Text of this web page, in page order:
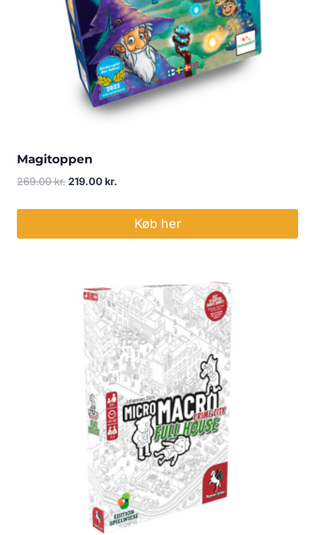
Magitoppen
269.00kr. Den
pris
219.00 kr.
pris
Køb her